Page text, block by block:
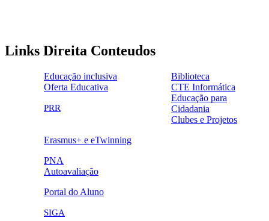
Links Direita Conteudos
ensinoinclusivo.png
Educação inclusiva
link1.png
Biblioteca
oferta_edu.png
Oferta Educativa
cte2.png
CTE Informática
selo_importancia_estrategica.png
PRR
logo_epc_2.png
Educação para
Cidadania
Clubes e Projetos
ue.png.png
Erasmus+ e eTwinning
pna.png
PNA
eye-42848_640.png
Autoavaliação
link4.png
Portal do Aluno
SIGA